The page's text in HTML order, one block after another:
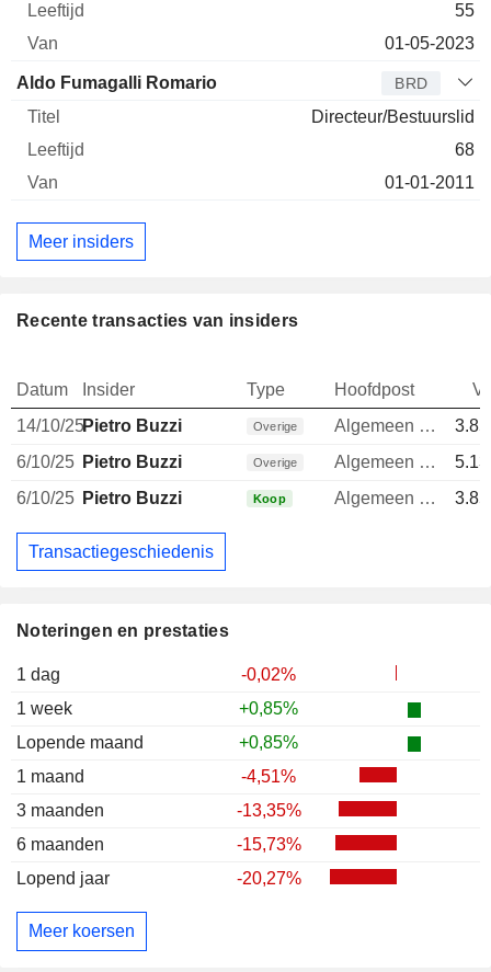
Noteringen en prestaties
1 dag
-0,02%
1 week
+0,85%
Lopende maand
+0,85%
1 maand
-4,51%
3 maanden
-13,35%
6 maanden
-15,73%
Lopend jaar
-20,27%
Meer koersen
55
01-05-2023
Aldo Fumagalli Romario BRD
Directeur/Bestuurslid
68
01-01-2011
Meer insiders
Recente transacties van insiders
Datum Insider Type Hoofdpost
14/10/25Pietro Buzzi Overige Algemeen directeur
6/10/25 Pietro Buzzi Overige Algemeen directeur
6/10/25 Pietro Buzzi Koop Algemeen directeur
Transactiegeschiedenis